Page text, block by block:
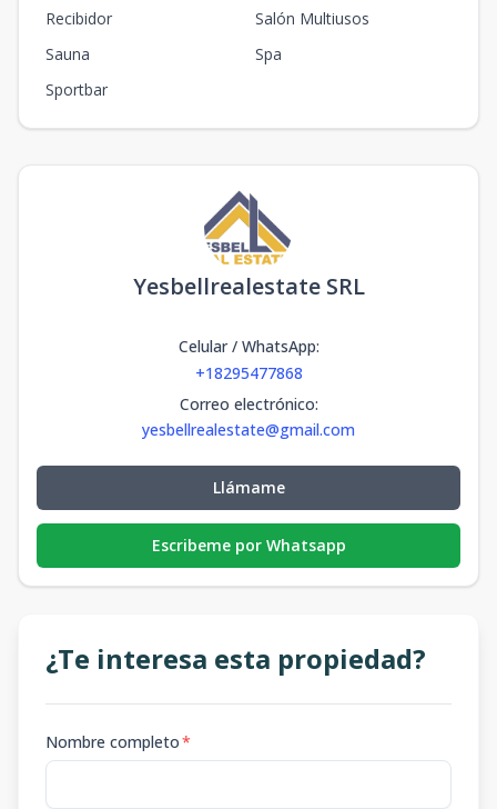
Recibidor
Salón Multiusos
Sauna
Spa
Sportbar
Yesbellrealestate SRL
Celular / WhatsApp:
+18295477868
Correo electrónico:
yesbellrealestate@gmail.com
Llámame
Escribeme por Whatsapp
¿Te interesa esta propiedad?
Nombre completo*